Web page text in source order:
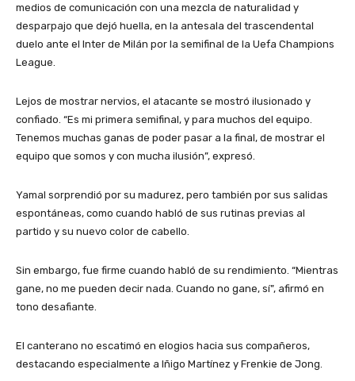
medios de comunicación con una mezcla de naturalidad y
desparpajo que dejó huella, en la antesala del trascendental
duelo ante el Inter de Milán por la semifinal de la Uefa Champions
League.
Lejos de mostrar nervios, el atacante se mostró ilusionado y
confiado. “Es mi primera semifinal, y para muchos del equipo.
Tenemos muchas ganas de poder pasar a la final, de mostrar el
equipo que somos y con mucha ilusión”, expresó.
Yamal sorprendió por su madurez, pero también por sus salidas
espontáneas, como cuando habló de sus rutinas previas al
partido y su nuevo color de cabello.
Sin embargo, fue firme cuando habló de su rendimiento. “Mientras
gane, no me pueden decir nada. Cuando no gane, sí”, afirmó en
tono desafiante.
El canterano no escatimó en elogios hacia sus compañeros,
destacando especialmente a Iñigo Martínez y Frenkie de Jong.